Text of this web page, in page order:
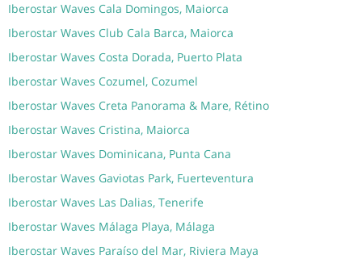
Iberostar Waves Cala Domingos, Maiorca
Iberostar Waves Club Cala Barca, Maiorca
Iberostar Waves Costa Dorada, Puerto Plata
Iberostar Waves Cozumel, Cozumel
Iberostar Waves Creta Panorama & Mare, Rétino
Iberostar Waves Cristina, Maiorca
Iberostar Waves Dominicana, Punta Cana
Iberostar Waves Gaviotas Park, Fuerteventura
Iberostar Waves Las Dalias, Tenerife
Iberostar Waves Málaga Playa, Málaga
Iberostar Waves Paraíso del Mar, Riviera Maya